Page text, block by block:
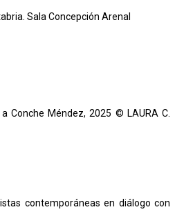
Sala Concepción Arenal
Conche Méndez, 2025 © LAURA C.
contemporáneas en diálogo con